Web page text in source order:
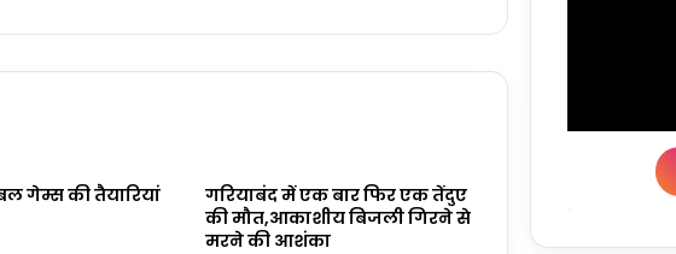
गेम्स की तैयारियां
गरियाबंद में एक बार फिर एक तेंदुए
की मौत,आकाशीय बिजली गिरने से
मरने की आशंका